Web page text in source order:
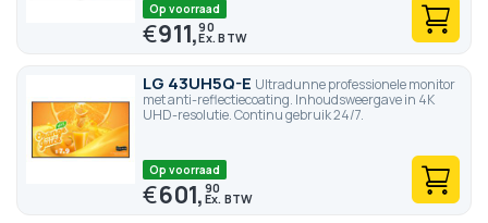
Op voorraad
€911,90
LG 43UH5Q-E Ultradunne professionele monitor
met anti-reflectiecoating. Inhoudsweergave in 4K
UHD-resolutie. Continu gebruik 24/7.
Op voorraad
€601,90